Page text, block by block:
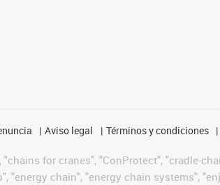
Aviso legal Términos y condiciones
for cranes", "ConProtect", "cradle-
"energy chain", "energy chain systems",